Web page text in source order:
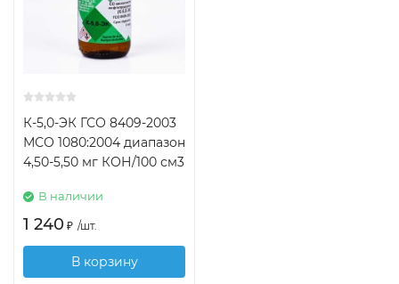
К-5,0-ЭК ГСО 8409-2003
МСО 1080:2004 диапазон
4,50-5,50 мг КОН/100 см3
В наличии
1 240 ₽ /шт.
В корзину